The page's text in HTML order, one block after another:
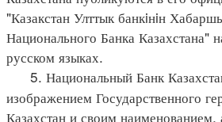
"Казакстан Улттык банкiнiн
Национального Банка Казахстана"
русском языках.
5. Национальный Банк
изображением Государственного
Казахстан и своим